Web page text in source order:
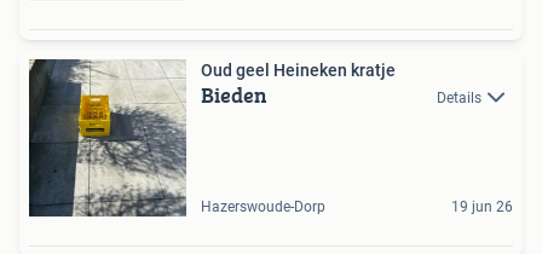
Oud geel Heineken kratje
Bieden Details
Hazerswoude-Dorp 19 jun 26